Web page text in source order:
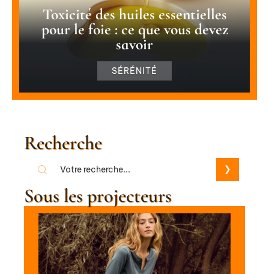
Toxicité des huiles essentielles
pour le foie : ce que vous devez
savoir
SÉRÉNITÉ
Recherche
Sous les projecteurs